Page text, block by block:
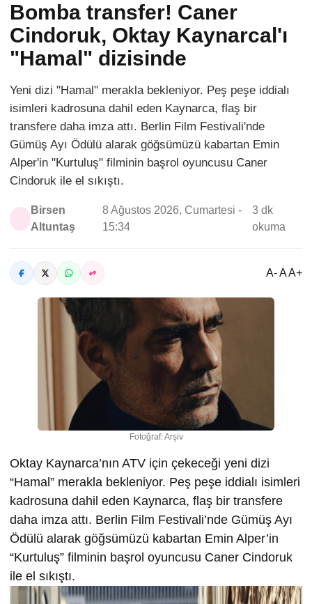
Bomba transfer! Caner
Cindoruk, Oktay Kaynarcal'ı
"Hamal" dizisinde
Yeni dizi "Hamal" merakla bekleniyor. Peş peşe iddialı
isimleri kadrosuna dahil eden Kaynarca, flaş bir
transfere daha imza attı. Berlin Film Festivali'nde
Gümüş Ayı Ödülü alarak göğsümüzü kabartan Emin
Alper'in "Kurtuluş" filminin başrol oyuncusu Caner
Cindoruk ile el sıkıştı.
Birsen
Altuntaş
8 Ağustos 2026, Cumartesi -
15:34
3 dk
okuma
A- A A+
Fotoğraf: Arşiv
Oktay Kaynarca’nın ATV için çekeceği yeni dizi
“Hamal” merakla bekleniyor. Peş peşe iddialı isimleri
kadrosuna dahil eden Kaynarca, flaş bir transfere
daha imza attı. Berlin Film Festivali’nde Gümüş Ayı
Ödülü alarak göğsümüzü kabartan Emin Alper’in
“Kurtuluş” filminin başrol oyuncusu Caner Cindoruk
ile el sıkıştı.